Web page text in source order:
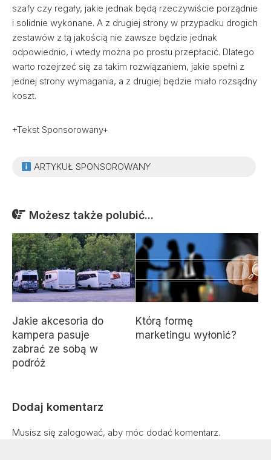
szafy czy regały, jakie jednak będą rzeczywiście porządnie
i solidnie wykonane. A z drugiej strony w przypadku drogich
zestawów z tą jakością nie zawsze będzie jednak
odpowiednio, i wtedy można po prostu przepłacić. Dlatego
warto rozejrzeć się za takim rozwiązaniem, jakie spełni z
jednej strony wymagania, a z drugiej będzie miało rozsądny
koszt.
+Tekst Sponsorowany+
ARTYKUŁ SPONSOROWANY
Możesz także polubić...
Jakie akcesoria do
kampera pasuje
zabrać ze sobą w
podróż
Którą formę
marketingu wyłonić?
Dodaj komentarz
Musisz się zalogować, aby móc dodać komentarz.